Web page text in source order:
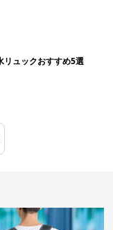
リュックおすすめ5選